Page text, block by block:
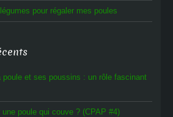
pour régaler mes poules
poule et ses poussins : un rôle fascinant
une poule qui couve ? (CPAP #4)